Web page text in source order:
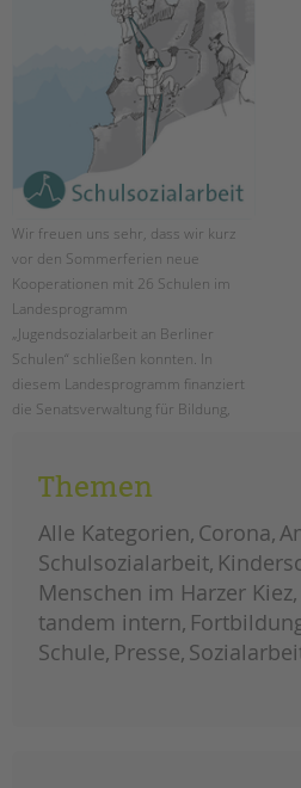
Briefe an Kai
KONTAKT
Datenschutz
Hinweisgebersystem
Intranet
Wir freuen uns sehr, dass wir kurz
vor den Sommerferien neue
Kooperationen mit 26 Schulen im
Landesprogramm
„Jugendsozialarbeit an Berliner
Schulen“ schließen konnten. In
diesem Landesprogramm finanziert
die Senatsverwaltung für Bildung,
„jugendsozialarbeit
berliner
schulen“
Themen
Alle Kategorien Corona
Schulsozialarbeit
Menschen im Harzer Kiez
tandem intern
Schule Presse